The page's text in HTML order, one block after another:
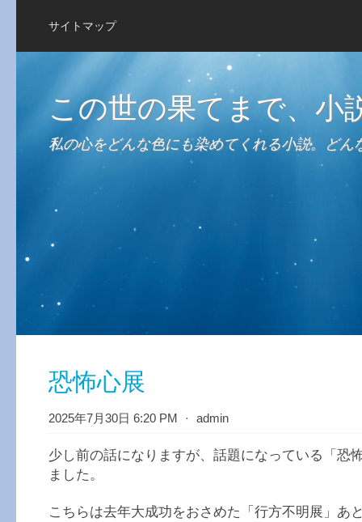
サイトマップ
この世の果てまで、小
私の心をどんな色にも染めてくれる小説。ど
恐怖心展
2025年7月30日 6:20 PM ⋅ admin
少し前の話になりますが、話題になっている「恐
ました。
こちらは去年大成功をおさめた「行方不明展」あ